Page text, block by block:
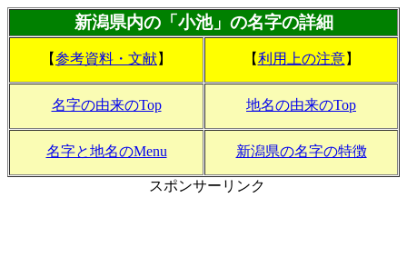
新潟県内の「小池」の名字の詳細
【参考資料・文献】 【利用上の注意】
名字の由来のTop 地名の由来のTop
名字と地名のMenu 新潟県の名字の特徴
スポンサーリンク